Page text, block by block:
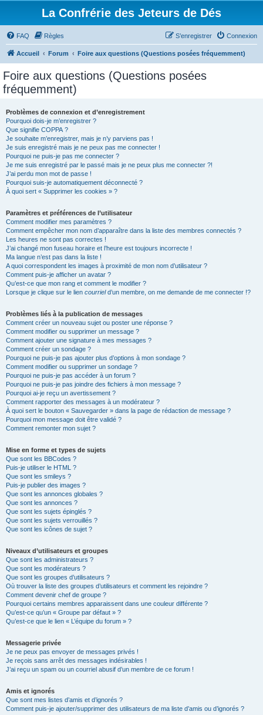
La Confrérie des Jeteurs de Dés
FAQ Règles Connexion
S’enregistrer
Accueil Forum Foire aux questions (Questions posées fréquemment)
Foire aux questions (Questions posées
fréquemment)
Problèmes de connexion et d’enregistrement
Pourquoi dois-je m’enregistrer ?
Que signifie COPPA ?
Je souhaite m’enregistrer, mais je n’y parviens pas !
Je suis enregistré mais je ne peux pas me connecter !
Pourquoi ne puis-je pas me connecter ?
Je me suis enregistré par le passé mais je ne peux plus me connecter ?!
J’ai perdu mon mot de passe !
Pourquoi suis-je automatiquement déconnecté ?
À quoi sert « Supprimer les cookies » ?
Paramètres et préférences de l’utilisateur
Comment modifier mes paramètres ?
Comment empêcher mon nom d’apparaître dans la liste des membres connectés ?
Les heures ne sont pas correctes !
J’ai changé mon fuseau horaire et l’heure est toujours incorrecte !
Ma langue n’est pas dans la liste !
A quoi correspondent les images à proximité de mon nom d’utilisateur ?
Comment puis-je afficher un avatar ?
Qu’est-ce que mon rang et comment le modifier ?
Lorsque je clique sur le lien courrield’un membre, on me demande de me connecter !?
Problèmes liés à la publication de messages
Comment créer un nouveau sujet ou poster une réponse ?
Comment modifier ou supprimer un message ?
Comment ajouter une signature à mes messages ?
Comment créer un sondage ?
Pourquoi ne puis-je pas ajouter plus d’options à mon sondage ?
Comment modifier ou supprimer un sondage ?
Pourquoi ne puis-je pas accéder à un forum ?
Pourquoi ne puis-je pas joindre des fichiers à mon message ?
Pourquoi ai-je reçu un avertissement ?
Comment rapporter des messages à un modérateur ?
À quoi sert le bouton « Sauvegarder » dans la page de rédaction de message ?
Pourquoi mon message doit être validé ?
Comment remonter mon sujet ?
Mise en forme et types de sujets
Que sont les BBCodes ?
Puis-je utiliser le HTML ?
Que sont les smileys ?
Puis-je publier des images ?
Que sont les annonces globales ?
Que sont les annonces ?
Que sont les sujets épinglés ?
Que sont les sujets verrouillés ?
Que sont les icônes de sujet ?
Niveaux d’utilisateurs et groupes
Que sont les administrateurs ?
Que sont les modérateurs ?
Que sont les groupes d’utilisateurs ?
Où trouver la liste des groupes d’utilisateurs et comment les rejoindre ?
Comment devenir chef de groupe ?
Pourquoi certains membres apparaissent dans une couleur différente ?
Qu’est-ce qu’un « Groupe par défaut » ?
Qu’est-ce que le lien « L’équipe du forum » ?
Messagerie privée
Je ne peux pas envoyer de messages privés !
Je reçois sans arrêt des messages indésirables !
J’ai reçu un spam ou un courriel abusif d’un membre de ce forum !
Amis et ignorés
Que sont mes listes d’amis et d’ignorés ?
Comment puis-je ajouter/supprimer des utilisateurs de ma liste d’amis ou d’ignorés ?